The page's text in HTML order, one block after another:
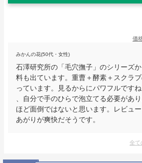
価
みかんの花(50代・女性)
石澤研究所の「毛穴撫子」のシリーズ
料も出ています。重曹＋酵素＋スクラ
っています。見るからにパワフルです
、自分で手のひらで泡立てる必要があ
ほど面倒ではないと思います。レビュ
あがりが爽快だそうです。
全て